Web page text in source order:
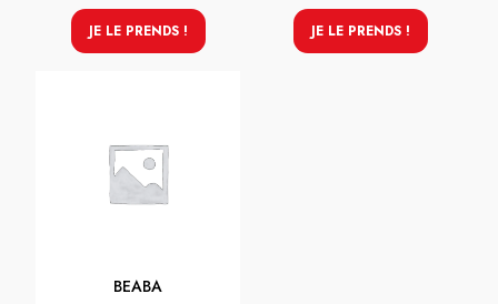
JE LE PRENDS ! JE LE PRENDS !
BEABA